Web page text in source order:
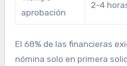
aprobación
2-4
El 68% de las financieras
nómina solo en primera